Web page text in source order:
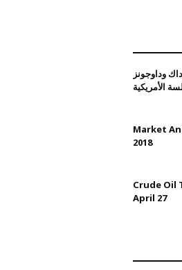
وداوجونز
الأمريكية
Market
2018
Crude Oil
April 27